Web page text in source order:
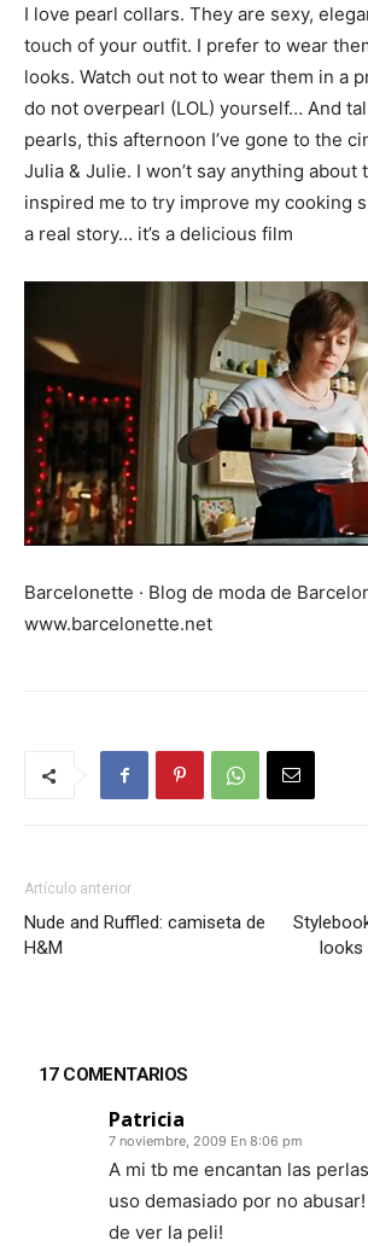
I love pearl collars. They are sexy,
touch of your outfit. I prefer to wear
looks. Watch out not to wear them in a
do not overpearl (LOL) yourself… And
pearls, this afternoon I’ve gone to the
Julia & Julie. I won’t say anything about
inspired me to try improve my cooking
a real story… it’s a delicious film
Barcelonette · Blog de moda de
www.barcelonette.net
Artículo anterior
Nude and Ruffled: camiseta de
H&M
looks
17 COMENTARIOS
Patricia
7 noviembre, 2009 En 8:06 pm
A mi tb me encantan las
uso demasiado por no
de ver la peli!